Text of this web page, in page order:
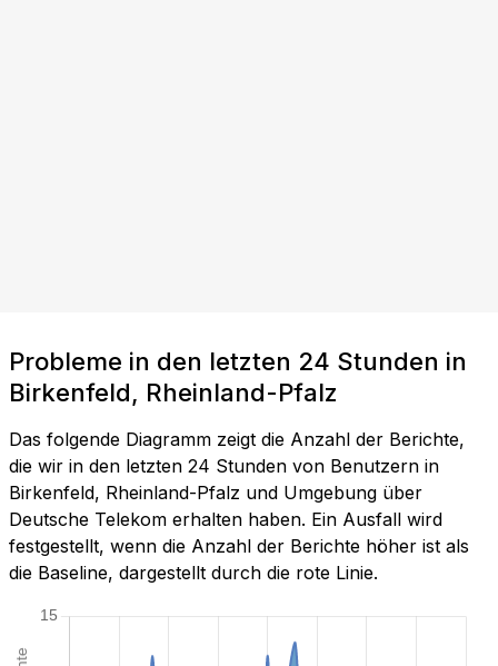
Probleme in den letzten 24 Stunden in
Birkenfeld, Rheinland-Pfalz
Das folgende Diagramm zeigt die Anzahl der Berichte,
die wir in den letzten 24 Stunden von Benutzern in
Birkenfeld, Rheinland-Pfalz und Umgebung über
Deutsche Telekom erhalten haben. Ein Ausfall wird
festgestellt, wenn die Anzahl der Berichte höher ist als
die Baseline, dargestellt durch die rote Linie.